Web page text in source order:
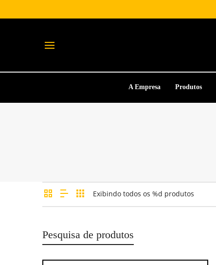
A Empresa Produtos
Exibindo todos os %d produtos
Pesquisa de produtos